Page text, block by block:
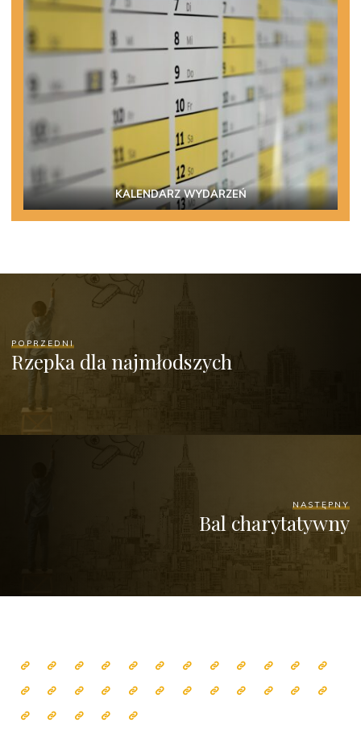
KALENDARZ WYDARZEŃ
POPRZEDNI
Rzepka dla najmłodszych
NASTĘPNY
Bal charytatywny